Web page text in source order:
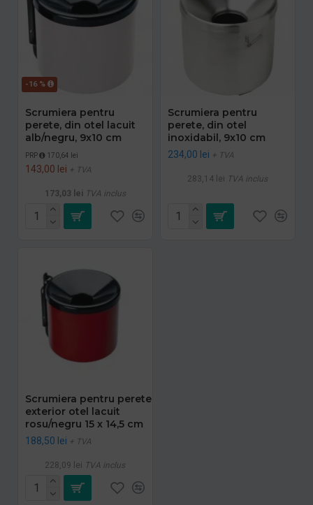
-16 %
Scrumiera pentru
perete, din otel lacuit
alb/negru, 9x10 cm
PRP 170,64 lei
143,00 lei + TVA
173,03 lei TVA inclus
Scrumiera pentru
perete, din otel
inoxidabil, 9x10 cm
234,00 lei + TVA
283,14 lei TVA inclus
Scrumiera pentru perete
exterior otel lacuit
rosu/negru 15 x 14,5 cm
188,50 lei + TVA
228,09 lei TVA inclus